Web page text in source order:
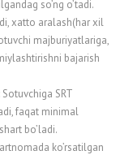
so’ng o’tadi.
xatto aralash(har xil
majburiyatlariga,
bajarish
Sotuvchiga SRT
faqat minimal
bo’ladi.
ko’rsatilgan